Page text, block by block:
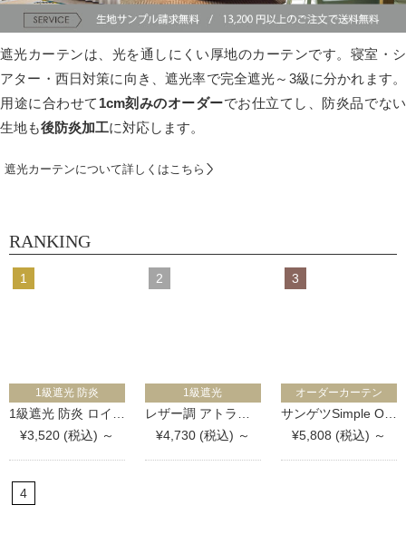
遮光カーテンは、光を通しにくい厚地のカーテンです。寝室・シ
アター・西日対策に向き、遮光率で完全遮光～3級に分かれます。
用途に合わせて 1cm刻みのオーダーでお仕立てし、防炎品でない
生地も後防炎加工に対応します。
遮光カーテンについて詳しくはこちら
RANKING
1級遮光 防炎
¥3,520 (税込) ～
1級遮光
¥4,730 (税込) ～
オーダーカーテン
サンゲツSimple Order OP3143-OP3147 シャイニープレーン(全5色)
¥5,808 (税込) ～